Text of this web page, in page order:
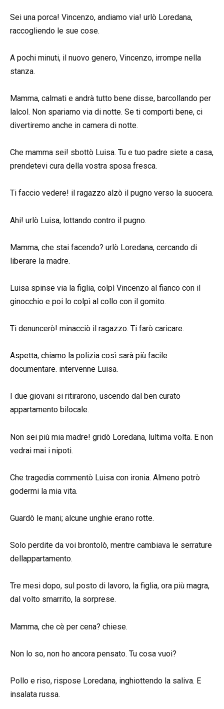
Sei una porca! Vincenzo, andiamo via! urlò Loredana,
raccogliendo le sue cose.
A pochi minuti, il nuovo genero, Vincenzo, irrompe nella
stanza.
Mamma, calmati e andrà tutto bene disse, barcollando per
lalcol. Non spariamo via di notte. Se ti comporti bene, ci
divertiremo anche in camera di notte.
Che mamma sei! sbottò Luisa. Tu e tuo padre siete a casa,
prendetevi cura della vostra sposa fresca.
Ti faccio vedere! il ragazzo alzò il pugno verso la suocera.
Ahi! urlò Luisa, lottando contro il pugno.
Mamma, che stai facendo? urlò Loredana, cercando di
liberare la madre.
Luisa spinse via la figlia, colpì Vincenzo al fianco con il
ginocchio e poi lo colpì al collo con il gomito.
Ti denuncerò! minacciò il ragazzo. Ti farò caricare.
Aspetta, chiamo la polizia così sarà più facile
documentare. intervenne Luisa.
I due giovani si ritirarono, uscendo dal ben curato
appartamento bilocale.
Non sei più mia madre! gridò Loredana, lultima volta. E non
vedrai mai i nipoti.
Che tragedia commentò Luisa con ironia. Almeno potrò
godermi la mia vita.
Guardò le mani; alcune unghie erano rotte.
Solo perdite da voi brontolò, mentre cambiava le serrature
dellappartamento.
Tre mesi dopo, sul posto di lavoro, la figlia, ora più magra,
dal volto smarrito, la sorprese.
Mamma, che cè per cena? chiese.
Non lo so, non ho ancora pensato. Tu cosa vuoi?
Pollo e riso, rispose Loredana, inghiottendo la saliva. E
insalata russa.